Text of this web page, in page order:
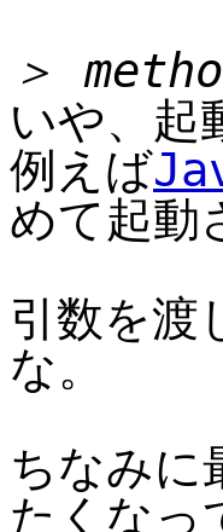
＞
いや、
例えば
めて起動
引数を渡
な。
ちなみに
たくなっ